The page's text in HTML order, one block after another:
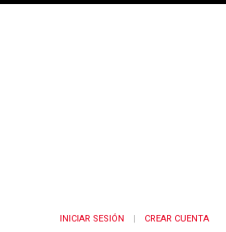
INICIAR SESIÓN CREAR CUENTA